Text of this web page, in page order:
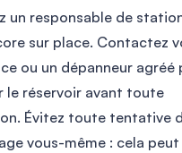
un responsable de
sur place. Contactez
ou un dépanneur agréé
le réservoir avant toute
Évitez toute tentative
vous-même : cela peut